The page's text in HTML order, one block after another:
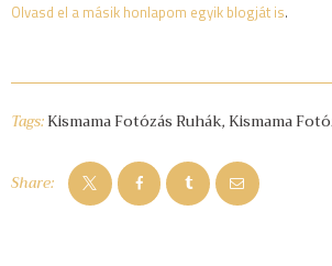
Olvasd el a másik honlapom egyik blogját is.
Tags:Kismama Fotózás Ruhák, Kismama
Share: